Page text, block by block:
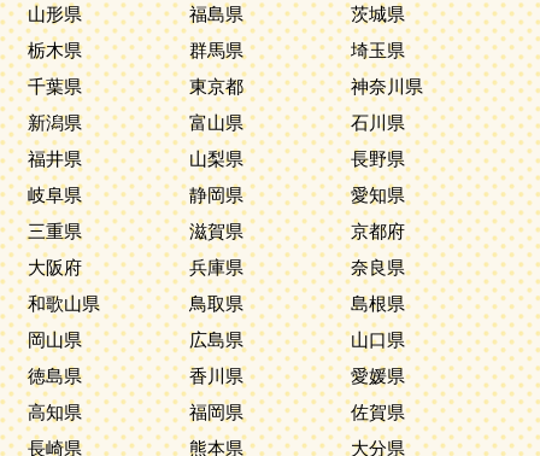
山形県
福島県
茨城県
栃木県
群馬県
埼玉県
千葉県
東京都
神奈川県
新潟県
富山県
石川県
福井県
山梨県
長野県
岐阜県
静岡県
愛知県
三重県
滋賀県
京都府
大阪府
兵庫県
奈良県
和歌山県
鳥取県
島根県
岡山県
広島県
山口県
徳島県
香川県
愛媛県
高知県
福岡県
佐賀県
長崎県
熊本県
大分県